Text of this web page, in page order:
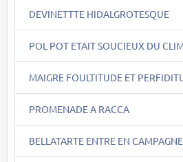
DEVINETTTE HIDALGROTESQUE
POL POT ETAIT SOUCIEUX DU CLIM
MAIGRE FOULTITUDE ET
PROMENADE A RACCA
BELLATARTE ENTRE EN